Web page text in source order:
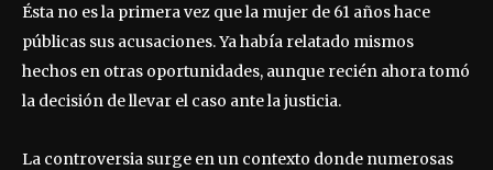
Ésta no es la primera vez que la mujer de 61 años hace
públicas sus acusaciones. Ya había relatado mismos
hechos en otras oportunidades, aunque recién ahora tomó
la decisión de llevar el caso ante la justicia.
La controversia surge en un contexto donde numerosas